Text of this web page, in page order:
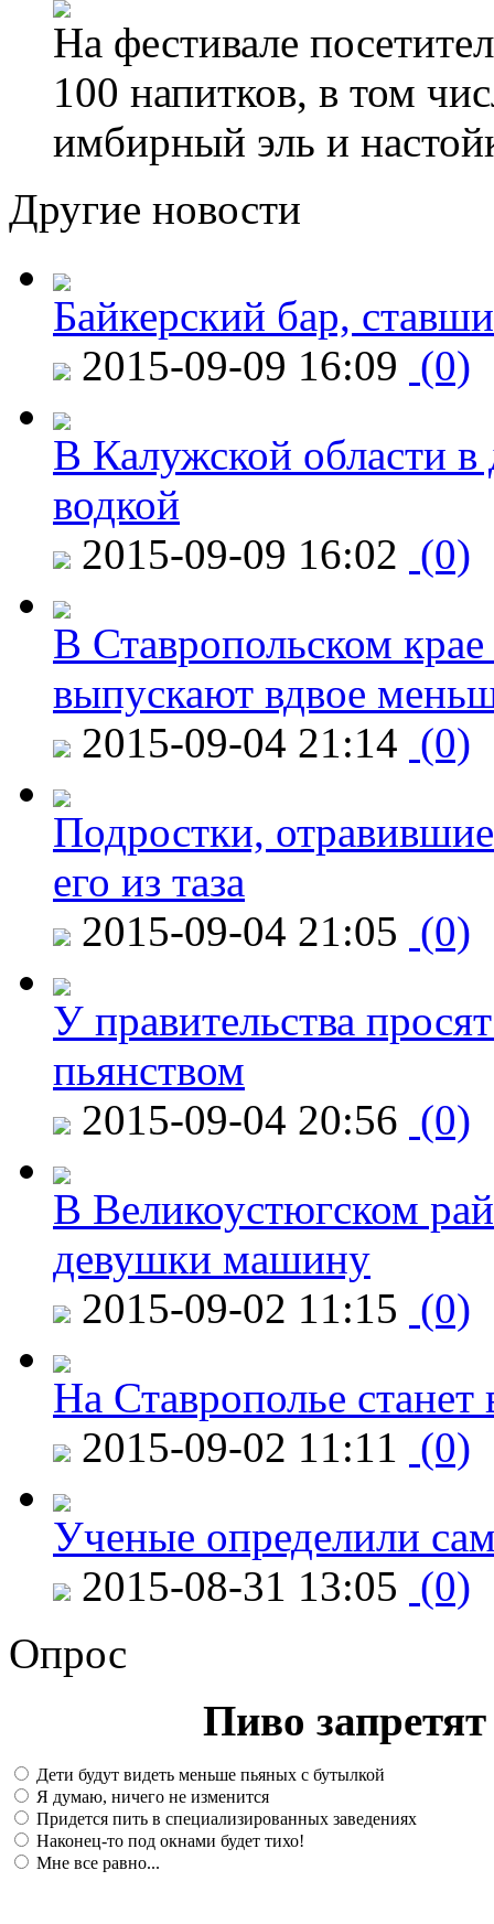
На фестивале
100 напитков, в том
имбирный эль и
Другие новости
Байкерский бар,
2015-09-09 16:09 (0)
В Калужской области в
водкой
2015-09-09 16:02 (0)
В Ставропольском
выпускают вдвое
2015-09-04 21:14 (0)
Подростки,
его из таза
2015-09-04 21:05 (0)
У правительства
пьянством
2015-09-04 20:56 (0)
В Великоустюгском
девушки машину
2015-09-02 11:15 (0)
На Ставрополье
2015-09-02 11:11 (0)
Ученые определили
2015-08-31 13:05 (0)
Опрос
Пиво
Дети будут видеть меньше пьяных с бутылкой
Я думаю, ничего не изменится
Придется пить в специализированных заведениях
Наконец-то под окнами будет тихо!
Мне все равно...